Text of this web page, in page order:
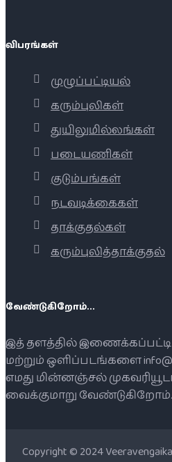
விபரங்கள்
முழுப்பட்டியல்
கரும்புலிகள்
துயிலுமில்லங்கள்
படையணிகள்
குடும்பங்கள்
நடவடிக்கைகள்
தாக்குதல்கள்
கரும்புலித்தாக்குதல்
வேண்டுகிறோம்...
இத் தளத்தில்
மற்றும் ஒளிப்படங்களை
எமது மின்னஞ்சல்
வைக்குமாறு வேண்டுகிறோம்.
Copyright © 2024